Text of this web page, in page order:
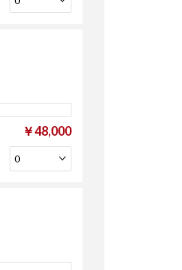
￥48,000